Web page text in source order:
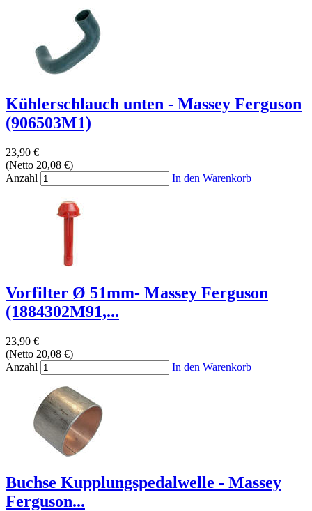
Kühlerschlauch unten - Massey Ferguson
(906503M1)
23,90 €
(Netto 20,08 €)
Anzahl
In den Warenkorb
Vorfilter Ø 51mm- Massey Ferguson
(1884302M91,...
23,90 €
(Netto 20,08 €)
Anzahl
In den Warenkorb
Buchse Kupplungspedalwelle - Massey
Ferguson...